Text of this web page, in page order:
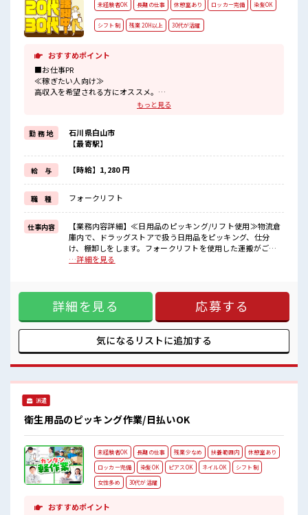
未経験者OK 長期の仕事 休憩室あり ロッカー完備 染髪OK
シフト制 残業 20H以上 30代が活躍
おすすめポイント
■お仕事PR
≪稼ぎたい人向け≫
高収入を希望される方にオススメ。
残業は月20時間以上あります♪
基本的に髪色自由で明るすぎたり奇抜でなければOKです！
(規定有)≪未経験OKの仕事≫
新しいことにチャレンジするのは不安だけど、
しっかり働く環境が整っています！
イチからスキルUP・ステップUP目指していきましょう！
≪様々なお仕事をご提案≫
一人で悩まず気軽に相談できる、
派遣のお仕事です！
■職場の雰囲気
髪型にこだわりのあるアナタは必見！
髪型自由な職場！
仕事の合間の息抜きは休憩室で♪
もっと見る
勤 務 地
石川県白山市
【最寄駅】
給 与 【時給】1,280 円
職 種 フォークリフト
仕事内容
【業務内容詳細】≪日用品のピッキング/リフト使用≫物流倉
庫内で、ドラッグストアで扱う日用品をピッキング、仕分
け、棚卸しをします。フォークリフトを使用した運搬がござ
います。【取扱製品詳細】ドラッグストアで扱う日用品等 ■
色自由で明るすぎたり奇抜でなければOKです！ (規定有)≪未
経験OKの仕事≫ 新しいことにチャレンジするのは不安だけ
ど、 しっかり働く環境が整っています！ イチからスキルUP・
ステップUP目指していきましょう！ ≪様々なお仕事をご提案
≫ 一人で悩まず気軽に相談できる、 派遣のお仕事です！ ■職
場の雰囲気 髪型にこだわりのあるアナタは必見！ 髪型自由な
してお仕事に集中♪
…詳細を見る
詳細を見る 応募する
気になるリストに追加する
派遣
衛生用品のピッキング作業/日払いOK
未経験者OK 長期の仕事 残業少なめ 扶養範囲内
休憩室あり
ロッカー完備
染髪OK ピアスOK ネイルOK
シフト制
女性多め
30代が活躍
おすすめポイント